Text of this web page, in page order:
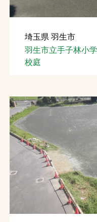
埼玉県 羽生市
羽生市立手子林小
校庭